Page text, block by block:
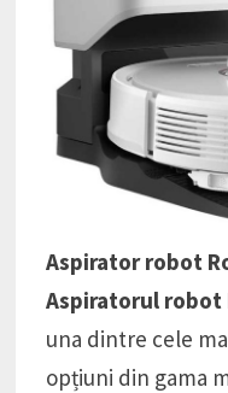
Aspirator robot
Aspiratorul robot
una dintre cele
opțiuni din gama